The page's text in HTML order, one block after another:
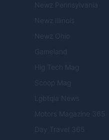
Newz Pennsylvania
Newz Illinois
Newz Ohio
Gameland
Hig Tech Mag
Scoop Mag
Lgbtqia News
Motors Magazine 365
Day Travel 365